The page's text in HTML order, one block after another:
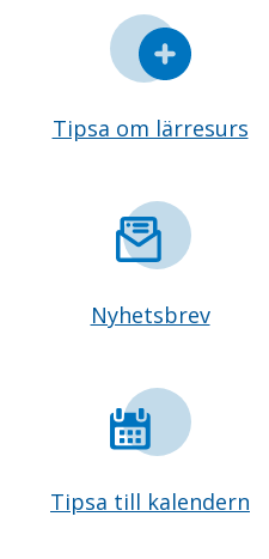
Tipsa om lärresurs
Nyhetsbrev
Tipsa till kalendern